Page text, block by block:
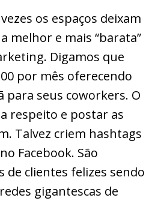
os espaços deixam
melhor e mais “barata”
Digamos que
por mês oferecendo
para seus coworkers. O
respeito e postar as
Talvez criem hashtags
Facebook. São
de clientes felizes sendo
gigantescas de